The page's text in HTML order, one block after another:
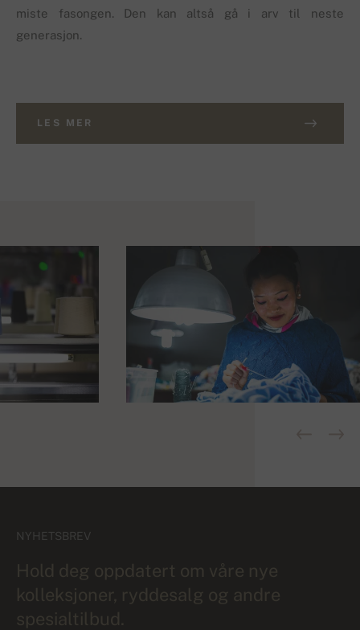
miste fasongen. Den kan altså gå i arv til neste
generasjon.
LES MER
NYHETSBREV
Hold deg oppdatert om våre nye
kolleksjoner, ryddesalg og andre
spesialtilbud.